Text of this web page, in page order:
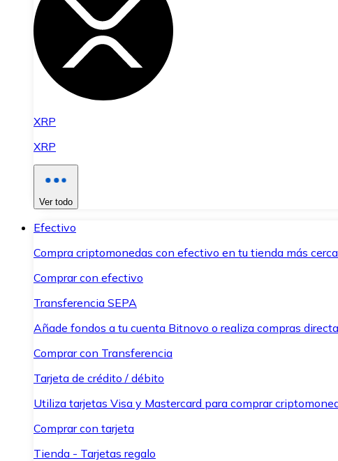
XRP
XRP
Ver todo
Efectivo
Compra criptomonedas con efectivo en tu tienda más
Comprar con efectivo
Transferencia SEPA
Añade fondos a tu cuenta Bitnovo o realiza compras
Comprar con Transferencia
Tarjeta de crédito / débito
Utiliza tarjetas Visa y Mastercard para comprar
Comprar con tarjeta
Tienda - Tarjetas regalo